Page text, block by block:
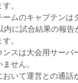
。
ームのキャプテン
内に試合結果の報
。
ンスは大会用サー
せん。
おいて運営との通